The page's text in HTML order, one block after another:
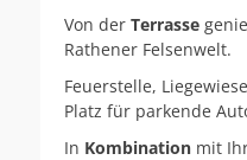
Von der Terrasse
Rathener Felsenwelt.
Feuerstelle,
Platz für parkende
In Kombination mit